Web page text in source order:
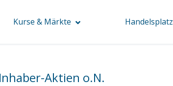
Kurse & Märkte Handelsplatz
Inhaber-Aktien o.N.